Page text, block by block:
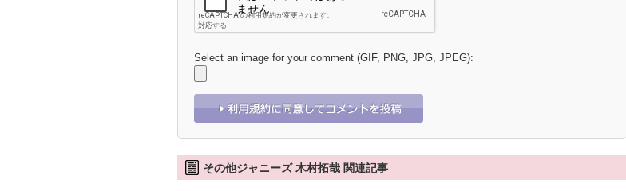
Select an image for your comment (GIF, PNG, JPG, JPEG):
その他ジャニーズ 木村拓哉 関連記事